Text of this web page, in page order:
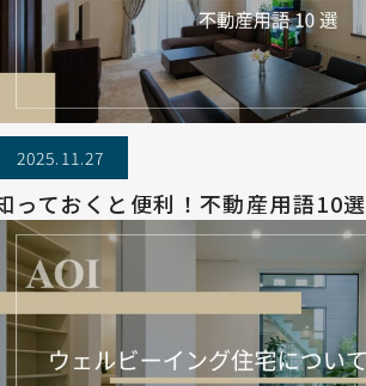
2025.11.27
っておくと便利！不動産用語10選